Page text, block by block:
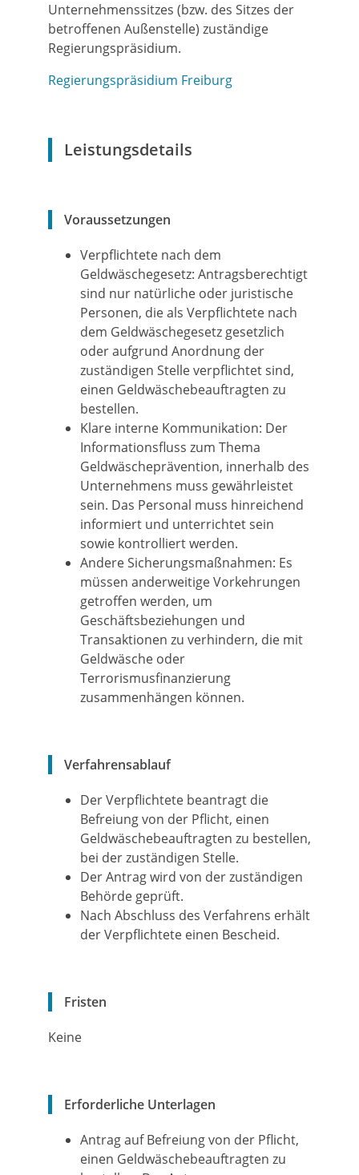
Unternehmenssitzes (bzw. des Sitzes der
betroffenen Außenstelle) zuständige
Regierungspräsidium.
Regierungspräsidium Freiburg
Leistungsdetails
Voraussetzungen
Verpflichtete nach dem
Geldwäschegesetz: Antragsberechtigt
sind nur natürliche oder juristische
Personen, die als Verpflichtete nach
dem Geldwäschegesetz gesetzlich
oder aufgrund Anordnung der
zuständigen Stelle verpflichtet sind,
einen Geldwäschebeauftragten zu
bestellen.
Klare interne Kommunikation: Der
Informationsfluss zum Thema
Geldwäscheprävention, innerhalb des
Unternehmens muss gewährleistet
sein. Das Personal muss hinreichend
informiert und unterrichtet sein
sowie kontrolliert werden.
Andere Sicherungsmaßnahmen: Es
müssen anderweitige Vorkehrungen
getroffen werden, um
Geschäftsbeziehungen und
Transaktionen zu verhindern, die mit
Geldwäsche oder
Terrorismusfinanzierung
zusammenhängen können.
Verfahrensablauf
Der Verpflichtete beantragt die
Befreiung von der Pflicht, einen
Geldwäschebeauftragten zu bestellen,
bei der zuständigen Stelle.
Der Antrag wird von der zuständigen
Behörde geprüft.
Nach Abschluss des Verfahrens erhält
der Verpflichtete einen Bescheid.
Fristen
Keine
Erforderliche Unterlagen
Antrag auf Befreiung von der Pflicht,
einen Geldwäschebeauftragten zu